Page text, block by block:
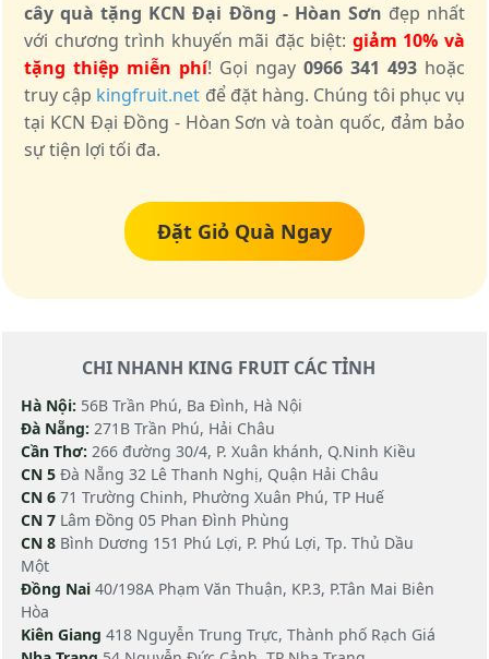
cây quà tặng KCN Đại Đồng - Hòan Sơn đẹp nhất
với chương trình khuyến mãi đặc biệt: giảm 10% và
tặng thiệp miễn phí! Gọi ngay 0966 341 493 hoặc
truy cập kingfruit.net để đặt hàng. Chúng tôi phục vụ
tại KCN Đại Đồng - Hòan Sơn và toàn quốc, đảm bảo
sự tiện lợi tối đa.
Đặt Giỏ Quà Ngay
CHI NHANH KING FRUIT CÁC TỈNH
Hà Nội: 56B Trần Phú, Ba Đình, Hà Nội
Đà Nẵng: 271B Trần Phú, Hải Châu
Cần Thơ: 266 đường 30/4, P. Xuân khánh, Q.Ninh Kiều
CN 5 Đà Nẵng 32 Lê Thanh Nghị, Quận Hải Châu
CN 6 71 Trường Chinh, Phường Xuân Phú, TP Huế
CN 7 Lâm Đồng 05 Phan Đình Phùng
CN 8 Bình Dương 151 Phú Lợi, P. Phú Lợi, Tp. Thủ Dầu
Một
Đồng Nai 40/198A Phạm Văn Thuận, KP.3, P.Tân Mai Biên
Hòa
Kiên Giang 418 Nguyễn Trung Trực, Thành phố Rạch Giá